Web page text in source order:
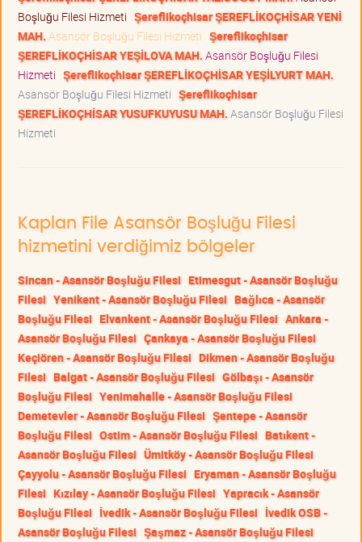
Boşluğu Filesi Hizmeti Şereflikoçhisar ŞEREFLİKOÇHİSAR YENİ
MAH. Asansör Boşluğu Filesi Hizmeti Şereflikoçhisar
ŞEREFLİKOÇHİSAR YEŞİLOVA MAH. Asansör Boşluğu Filesi
Hizmeti Şereflikoçhisar ŞEREFLİKOÇHİSAR YEŞİLYURT MAH.
Asansör Boşluğu Filesi Hizmeti Şereflikoçhisar
ŞEREFLİKOÇHİSAR YUSUFKUYUSU MAH. Asansör Boşluğu Filesi
Hizmeti
Kaplan File Asansör Boşluğu Filesi
hizmetini verdiğimiz bölgeler
Sincan - Asansör Boşluğu Filesi Etimesgut - Asansör Boşluğu
Filesi Yenikent - Asansör Boşluğu Filesi Bağlıca - Asansör
Boşluğu Filesi Elvankent - Asansör Boşluğu Filesi Ankara -
Asansör Boşluğu Filesi Çankaya - Asansör Boşluğu Filesi
Keçiören - Asansör Boşluğu Filesi Dikmen - Asansör Boşluğu
Filesi Balgat - Asansör Boşluğu Filesi Gölbaşı - Asansör
Boşluğu Filesi Yenimahalle - Asansör Boşluğu Filesi
Demetevler - Asansör Boşluğu Filesi Şentepe - Asansör
Boşluğu Filesi Ostim - Asansör Boşluğu Filesi Batıkent -
Asansör Boşluğu Filesi Ümitköy - Asansör Boşluğu Filesi
Çayyolu - Asansör Boşluğu Filesi Eryaman - Asansör Boşluğu
Filesi Kızılay - Asansör Boşluğu Filesi Yapracık - Asansör
Boşluğu Filesi İvedik - Asansör Boşluğu Filesi İvedik OSB -
Asansör Boşluğu Filesi Şaşmaz - Asansör Boşluğu Filesi